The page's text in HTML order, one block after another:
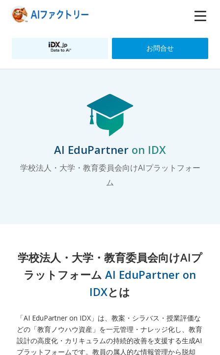
お問合せ
AI EduPartner on IDX
学校法人・大学・教育委員会向けAIプラットフォー
ム
学校法人・大学・教育委員会向けAIプ
ラットフォームAI EduPartner on
IDXとは
「AI EduPartner on IDX」は、教案・シラバス・授業評価な
どの「教育ノウハウ資産」を一元管理・ナレッジ化し、教育
設計の高度化・カリキュラムの持続的改善を支援する生成AI
プラットフォームです。教員の属人的な情報管理から脱却